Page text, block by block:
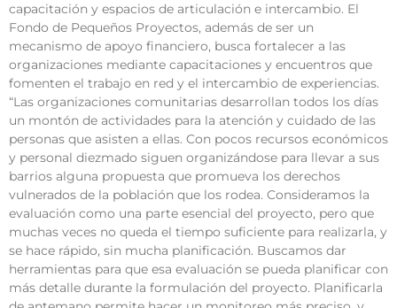
capacitación y espacios de articulación e intercambio. El
Fondo de Pequeños Proyectos, además de ser un
mecanismo de apoyo financiero, busca fortalecer a las
organizaciones mediante capacitaciones y encuentros que
fomenten el trabajo en red y el intercambio de experiencias.
“Las organizaciones comunitarias desarrollan todos los días
un montón de actividades para la atención y cuidado de las
personas que asisten a ellas. Con pocos recursos económicos
y personal diezmado siguen organizándose para llevar a sus
barrios alguna propuesta que promueva los derechos
vulnerados de la población que los rodea. Consideramos la
evaluación como una parte esencial del proyecto, pero que
muchas veces no queda el tiempo suficiente para realizarla, y
se hace rápido, sin mucha planificación. Buscamos dar
herramientas para que esa evaluación se pueda planificar con
más detalle durante la formulación del proyecto. Planificarla